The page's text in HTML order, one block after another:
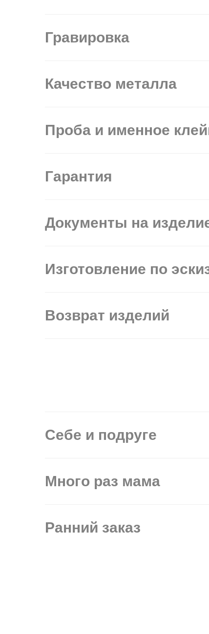
Гравировка
Качество металла
Проба и именное
Гарантия
Документы на
Изготовление по
Возврат изделий
Себе и подруге
Много раз мама
Ранний заказ